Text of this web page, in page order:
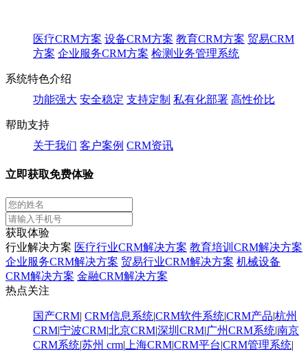
医疗CRM方案 设备CRM方案 教育CRM方案 贸易CRM
方案 企业服务CRM方案 检测业务管理系统
系统特色介绍
功能强大 安全稳定 支持定制 私有化部署 高性价比
帮助支持
关于我们 客户案例 CRM资讯
立即获取免费体验
获取体验
行业解决方案 医疗行业CRM解决方案 教育培训CRM解决方案
企业服务CRM解决方案 贸易行业CRM解决方案 机械设备
CRM解决方案 金融CRM解决方案
热点关注
国产CRM| CRM信息系统|CRM软件系统|CRM产品|杭州
CRM|宁波CRM|北京CRM|深圳CRM|广州CRM系统|南京
CRM系统|苏州 crm| 上海CRM|CRM平台|CRM管理系统|